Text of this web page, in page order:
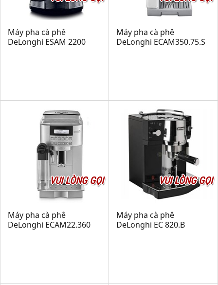
Máy pha cà phê
DeLonghi ESAM 2200
Máy pha cà phê
DeLonghi ECAM350.75.S
VUI LÒNG GỌI
Máy pha cà phê
DeLonghi ECAM22.360
VUI LÒNG GỌI
Máy pha cà phê
DeLonghi EC 820.B